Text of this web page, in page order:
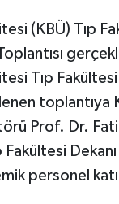
(KBÜ) Tıp
Tıp
toplantıya
Prof. Dr.
Fakültesi
personel